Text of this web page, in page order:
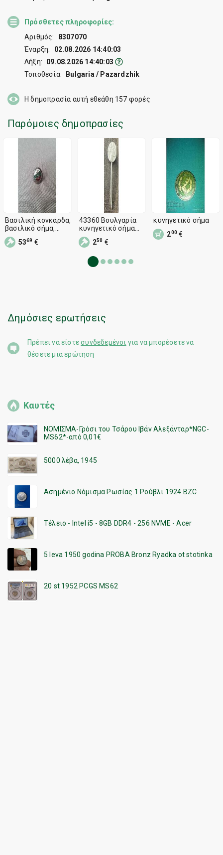
Πρόσθετες πληροφορίες:
Αριθμός:
8307070
Έναρξη:
02.08.2026 14:40:03
Λήξη:
09.08.2026 14:40:03
Τοποθεσία:
Bulgaria / Pazardzhik
Η δημοπρασία αυτή εθεάθη 157 φορές
Παρόμοιες δημοπρασίες
Βασιλική κονκάρδα,
βασιλικό σήμα,
Βασίλειο της
Βουλγαρίας, κυνήγι,
5369 €
43360 Βουλγαρία
κυνηγετικό σήμα
ζαρκάδι BGLRS
Βουλγαρική
αλιευτική ένωση
250 €
κυνηγετικό σήμα
200€
Δημόσιες ερωτήσεις
Πρέπει να είστεσυνδεδεμένοι για να μπορέσετε να
θέσετε μια ερώτηση
Καυτές
ΝΟΜΙΣΜΑ-Γρόσι του Τσάρου Ιβάν Αλεξάνταρ*NGC-
MS62*-από 0,01€
5000 λέβα, 1945
Ασημένιο Νόμισμα Ρωσίας 1 Ρούβλι 1924 BZC
Τέλειο - Intel i5 - 8GB DDR4 - 256 NVME - Acer
5 leva 1950 godina PROBA Bronz Ryadka ot stotinka
20 st 1952 PCGS MS62